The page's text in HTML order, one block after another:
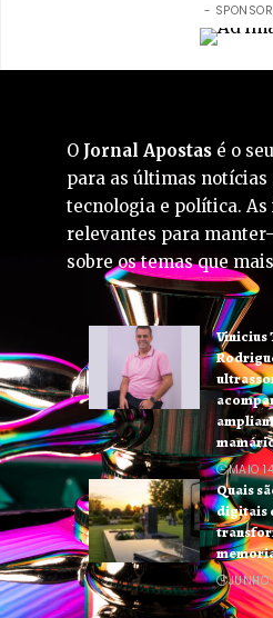
-
O Jornal Apostas é o
para as últimas notícias
tecnologia e política.
relevantes para
sobre os temas que
Vinicius
MAIO
Quais
digitais